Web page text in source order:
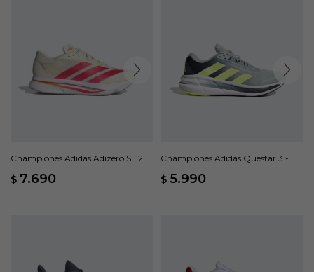
Championes Adidas Adizero SL 2 -
$ 7.690
Championes Adidas Questar 3 -
$ 5.990